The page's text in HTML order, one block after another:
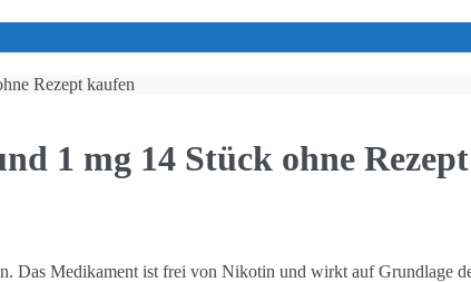
Rezept kaufen
1 mg 14 Stück ohne
Das Medikament ist frei von Nikotin und wirkt auf Grundlage